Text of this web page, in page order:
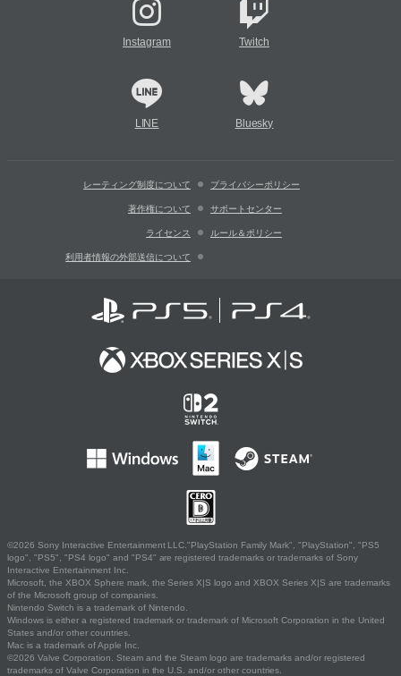
Instagram Twitch
LINE Bluesky
レーティング制度について プライバシーポリシー
著作権について サポートセンター
ライセンス ルール＆ポリシー
利用者情報の外部送信について
©2026 Sony Interactive Entertainment LLC."PlayStation Family Mark", "PlayStation", "PS5
logo", "PS5", "PS4 logo" and "PS4" are registered trademarks or trademarks of Sony
Interactive Entertainment Inc.
Microsoft, the XBOX Sphere mark, the Series X|S logo and XBOX Series X|S are trademarks
of the Microsoft group of companies.
Nintendo Switch is a trademark of Nintendo.
Windows is either a registered trademark or trademark of Microsoft Corporation in the United
States and/or other countries.
Mac is a trademark of Apple Inc.
©2026 Valve Corporation. Steam and the Steam logo are trademarks and/or registered
trademarks of Valve Corporation in the U.S. and/or other countries.